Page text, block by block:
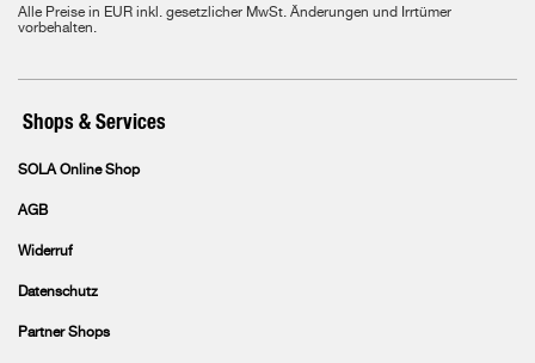
Alle Preise in EUR inkl. gesetzlicher MwSt. Änderungen und Irrtümer
vorbehalten.
Shops & Services
SOLA Online Shop
AGB
Widerruf
Datenschutz
Partner Shops